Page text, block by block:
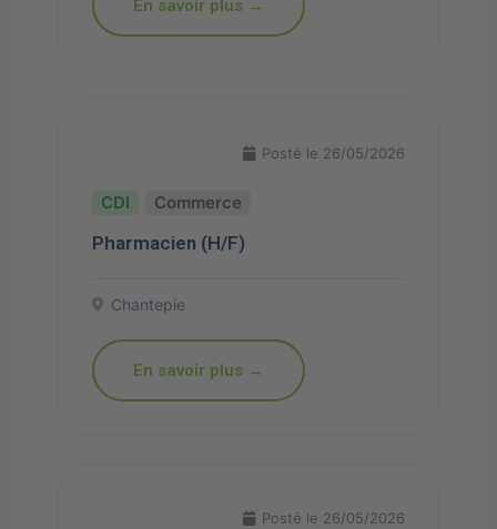
En savoir plus →
Posté le 26/05/2026
Commerce
Pharmacien (H/F)
Chantepie
En savoir plus →
Posté le 26/05/2026